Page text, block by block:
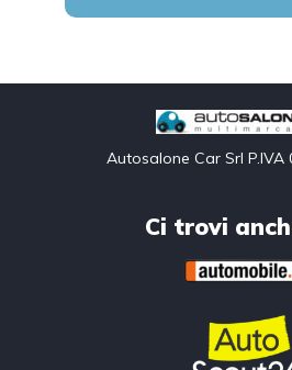
Autosalone Car Srl P.IVA
Ci trovi